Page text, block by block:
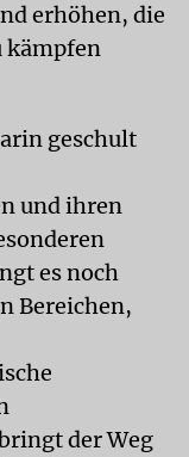
erhöhen, die
kämpfen
geschult
und ihren
es noch
Bereichen,
der Weg